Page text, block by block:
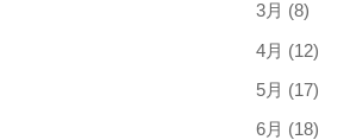
3月 (8)
4月 (12)
5月 (17)
6月 (18)